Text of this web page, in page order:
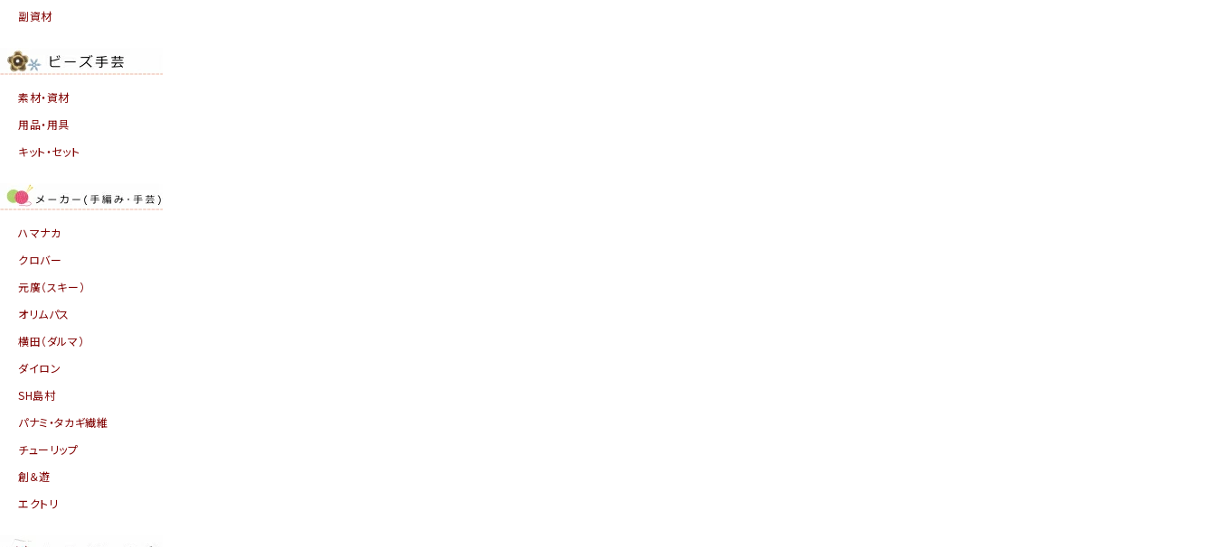
副資材
素材・資材
用品・用具
キット・セット
ハマナカ
クロバー
元廣（スキー）
オリムパス
横田（ダルマ）
ダイロン
SH島村
パナミ・タカギ繊維
チューリップ
創＆遊
エクトリ